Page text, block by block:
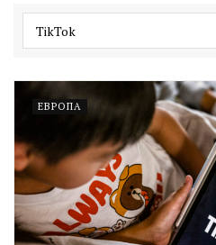
ЕВРОПА